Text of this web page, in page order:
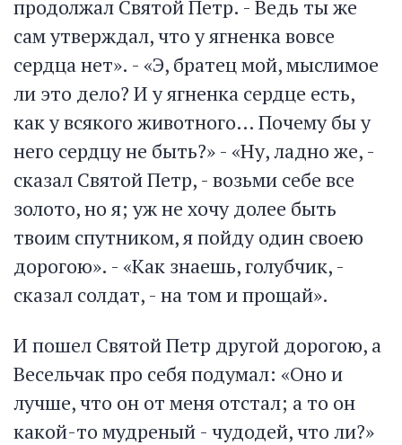
продолжал Святой Петр. - Ведь ты же
сам утверждал, что у ягненка вовсе
сердца нет». - «Э, братец мой, мыслимое
ли это дело? И у ягненка сердце есть,
как у всякого животного… Почему бы у
него сердцу не быть?» - «Ну, ладно же, -
сказал Святой Петр, - возьми себе все
золото, но я; уж не хочу долее быть
твоим спутником, я пойду один своею
дорогою». - «Как знаешь, голубчик, -
сказал солдат, - на том и прощай».
И пошел Святой Петр другой дорогою, а
Весельчак про себя подумал: «Оно и
лучше, что он от меня отстал; а то он
какой-то мудреный - чудодей, что ли?»